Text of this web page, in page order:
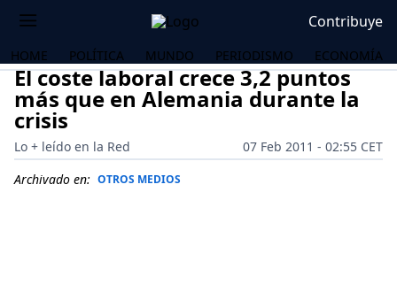
Contribuye
HOME POLÍTICA MUNDO PERIODISMO ECONOMÍA
El coste laboral crece 3,2 puntos
más que en Alemania durante la
crisis
Lo + leído en la Red
07 Feb 2011 - 02:55 CET
Archivado en: OTROS MEDIOS